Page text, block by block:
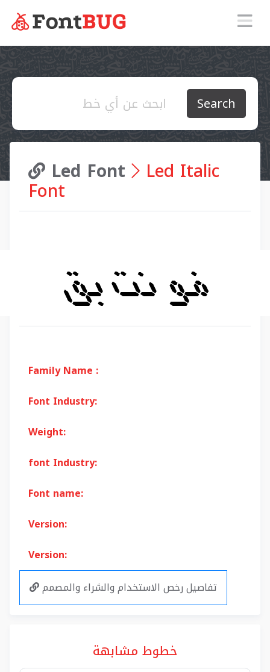
Search
Led Font Led Italic
Font
Family Name :
Font Industry:
Weight:
font Industry:
Font name:
Version:
Version:
تفاصيل رخص الاستخدام والشراء والمصمم
خطوط مشابهة